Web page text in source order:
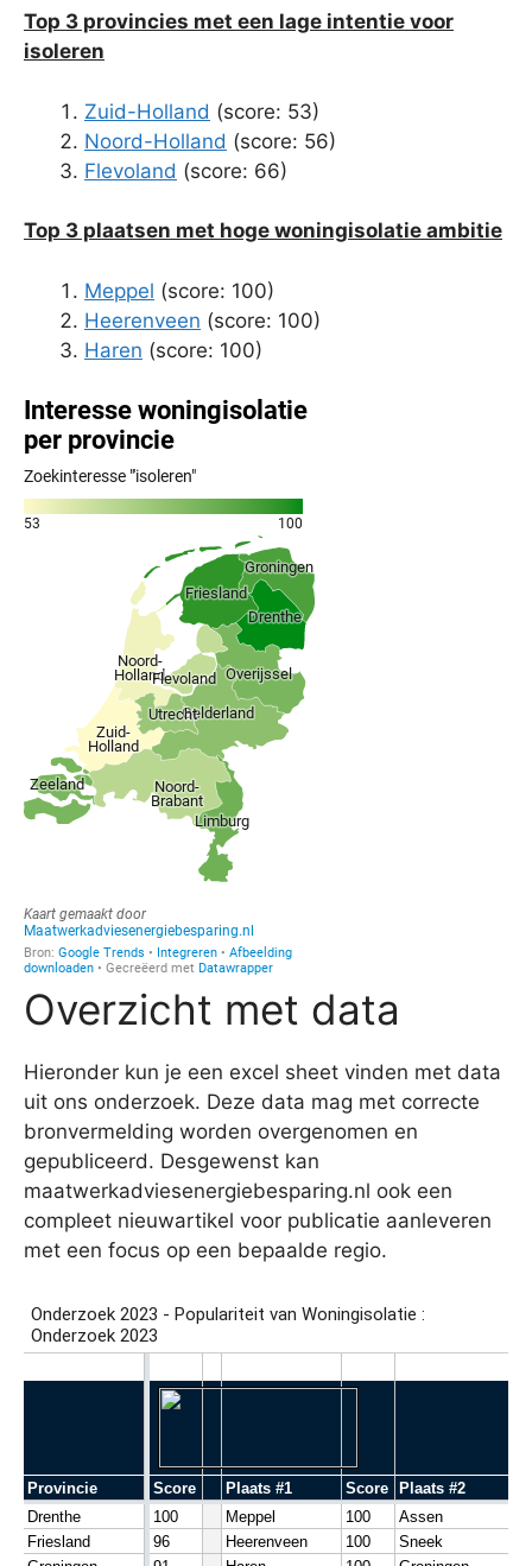
Top 3 provincies met een lage intentie voor
isoleren
Zuid-Holland (score: 53)
Noord-Holland (score: 56)
Flevoland (score: 66)
Top 3 plaatsen met hoge woningisolatie ambitie
Meppel (score: 100)
Heerenveen (score: 100)
Haren (score: 100)
Overzicht met data
Hieronder kun je een excel sheet vinden met data
uit ons onderzoek. Deze data mag met correcte
bronvermelding worden overgenomen en
gepubliceerd. Desgewenst kan
maatwerkadviesenergiebesparing.nl ook een
compleet nieuwartikel voor publicatie aanleveren
met een focus op een bepaalde regio.